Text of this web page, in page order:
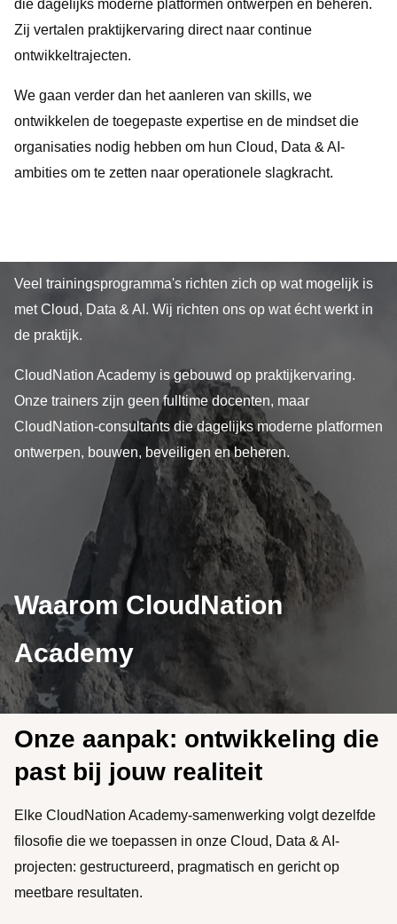
die dagelijks moderne platformen ontwerpen en beheren.
Zij vertalen praktijkervaring direct naar continue
ontwikkeltrajecten.
We gaan verder dan het aanleren van skills, we
ontwikkelen de toegepaste expertise en de mindset die
organisaties nodig hebben om hun Cloud, Data & AI-
ambities om te zetten naar operationele slagkracht.
Veel trainingsprogramma's richten zich op wat mogelijk is
met Cloud, Data & AI. Wij richten ons op wat écht werkt in
de praktijk.
CloudNation Academy is gebouwd op praktijkervaring.
Onze trainers zijn geen fulltime docenten, maar
CloudNation-consultants die dagelijks moderne platformen
ontwerpen, bouwen, beveiligen en beheren.
Waarom CloudNation
Academy
Onze aanpak: ontwikkeling die
past bij jouw realiteit
Elke CloudNation Academy-samenwerking volgt dezelfde
filosofie die we toepassen in onze Cloud, Data & AI-
projecten: gestructureerd, pragmatisch en gericht op
meetbare resultaten.